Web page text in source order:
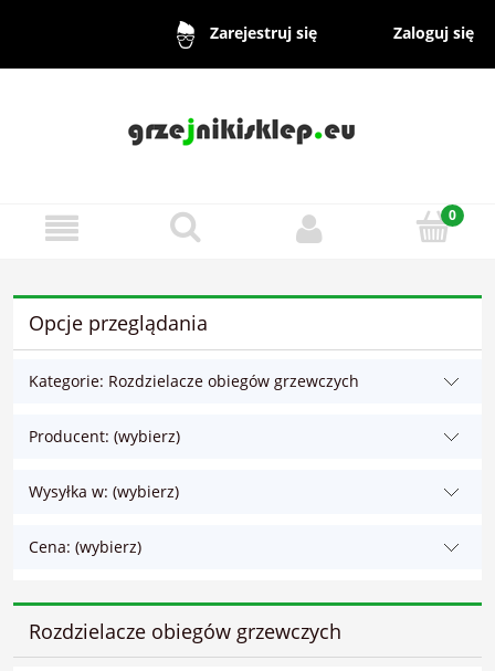
Zarejestruj się Zaloguj się
Opcje przeglądania
Kategorie: Rozdzielacze obiegów grzewczych
Producent: (wybierz)
Wysyłka w: (wybierz)
Cena: (wybierz)
Rozdzielacze obiegów grzewczych